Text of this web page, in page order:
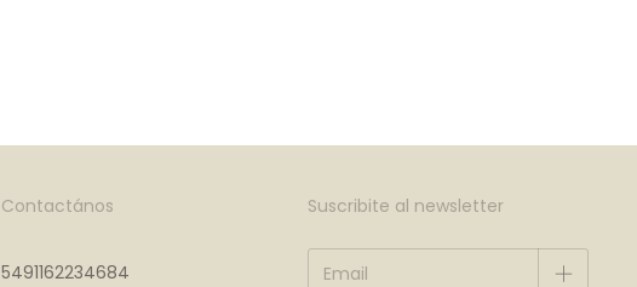
Contactános
5491162234684
Suscribite al newsletter